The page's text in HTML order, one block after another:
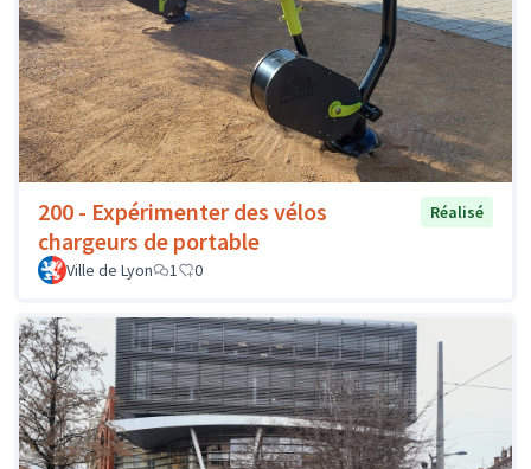
200 - Expérimenter des vélos
chargeurs de portable
Réalisé
Ville de Lyon 1 0